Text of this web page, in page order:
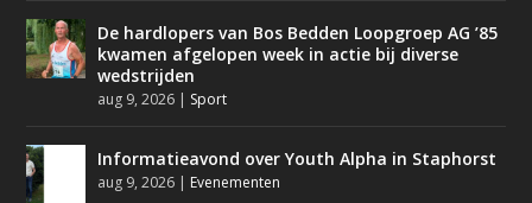
De hardlopers van Bos Bedden Loopgroep AG ’85
kwamen afgelopen week in actie bij diverse
wedstrijden
aug 9, 2026 Sport
Informatieavond over Youth Alpha in Staphorst
aug 9, 2026 Evenementen